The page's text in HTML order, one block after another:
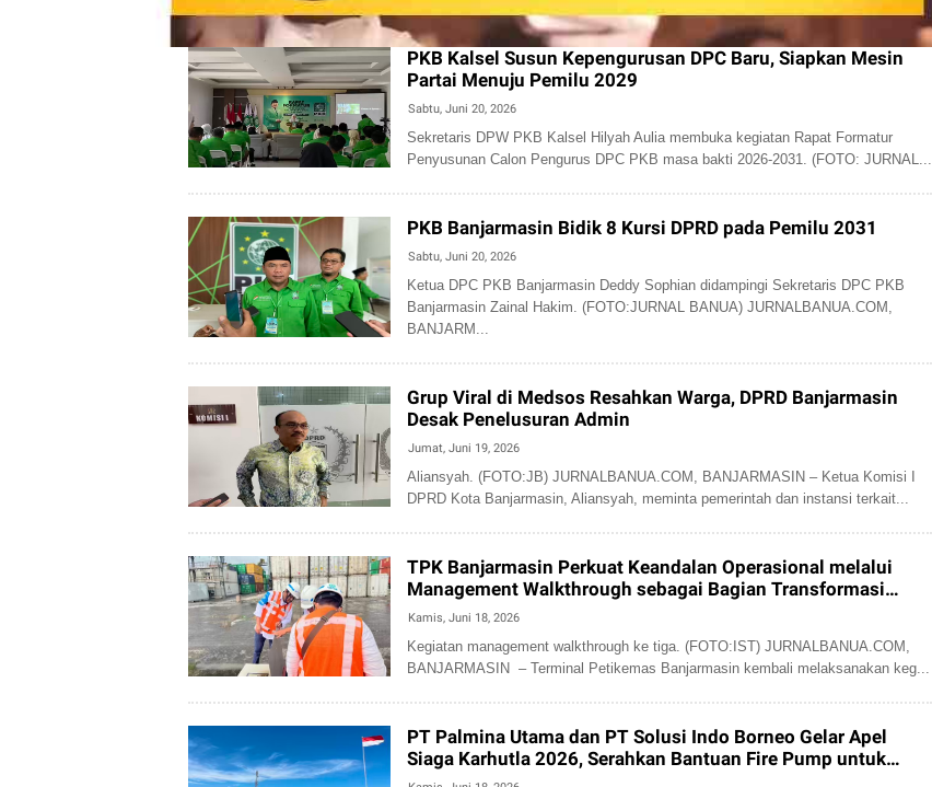
PKB Kalsel Susun Kepengurusan DPC Baru, Siapkan Mesin
Partai Menuju Pemilu 2029
Sabtu, Juni 20, 2026
Sekretaris DPW PKB Kalsel Hilyah Aulia membuka kegiatan Rapat Formatur
Penyusunan Calon Pengurus DPC PKB masa bakti 2026-2031. (FOTO: JURNAL...
PKB Banjarmasin Bidik 8 Kursi DPRD pada Pemilu 2031
Sabtu, Juni 20, 2026
Ketua DPC PKB Banjarmasin Deddy Sophian didampingi Sekretaris DPC PKB
Banjarmasin Zainal Hakim. (FOTO:JURNAL BANUA) JURNALBANUA.COM,
BANJARM...
Grup Viral di Medsos Resahkan Warga, DPRD Banjarmasin
Desak Penelusuran Admin
Jumat, Juni 19, 2026
Aliansyah. (FOTO:JB) JURNALBANUA.COM, BANJARMASIN – Ketua Komisi I
DPRD Kota Banjarmasin, Aliansyah, meminta pemerintah dan instansi terkait...
TPK Banjarmasin Perkuat Keandalan Operasional melalui
Management Walkthrough sebagai Bagian Transformasi
Terminal
Kamis, Juni 18, 2026
Kegiatan management walkthrough ke tiga. (FOTO:IST) JURNALBANUA.COM,
BANJARMASIN – Terminal Petikemas Banjarmasin kembali melaksanakan keg...
PT Palmina Utama dan PT Solusi Indo Borneo Gelar Apel
Siaga Karhutla 2026, Serahkan Bantuan Fire Pump untuk
KTPA Binaan